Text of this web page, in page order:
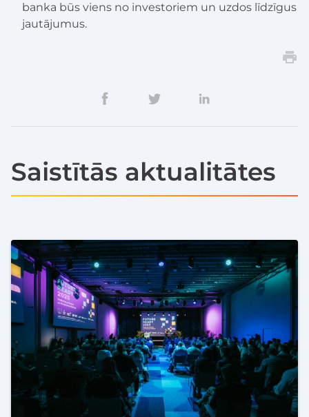
banka būs viens no investoriem un uzdos līdzīgus
jautājumus.
Saistītās aktualitātes